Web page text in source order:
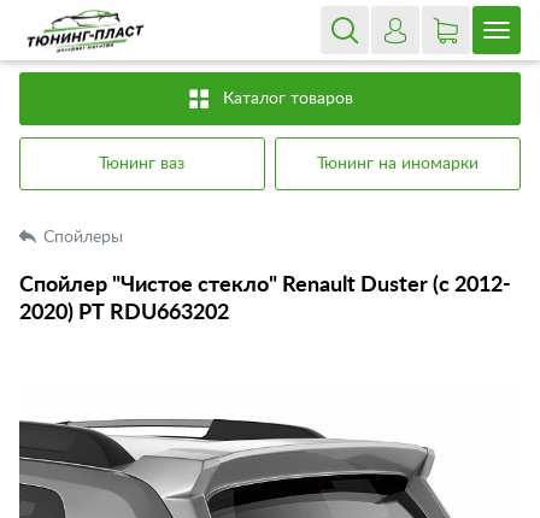
Каталог товаров
Тюнинг ваз Тюнинг на иномарки
Спойлеры
Спойлер "Чистое стекло" Renault Duster (с 2012-
2020) РТ RDU663202